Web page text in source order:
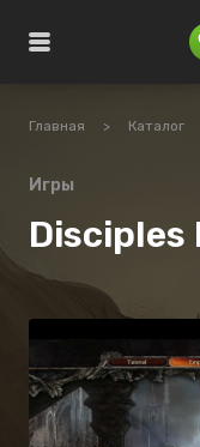
Главная > Каталог
Игры
Disciples